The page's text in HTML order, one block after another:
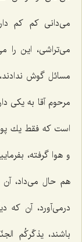
می‌دانی كم كم
می‌تراشی، این را
مسائل گوش
مرحوم آقا به یكی
است كه فقط یك
و هوا گرفته،
هم حال می‌داد،
درمی‌آورد، آن كه
باشند، یذكّركُم